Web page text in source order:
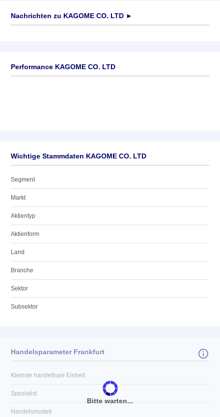
Nachrichten zu KAGOME CO. LTD ►
Performance KAGOME CO. LTD
Wichtige Stammdaten KAGOME CO. LTD
Segment
Markt
Aktientyp
Aktienform
Land
Branche
Sektor
Subsektor
Bitte warten...
Handelsparameter Frankfurt
Kleinste handelbare Einheit
Spezialist
Handelsmodell